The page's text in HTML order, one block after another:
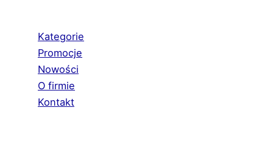
Kategorie
Promocje
Nowości
O firmie
Kontakt